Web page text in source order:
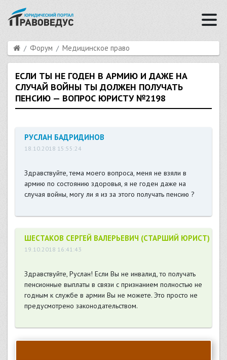
Форум Медицинское право
ЕСЛИ ТЫ НЕ ГОДЕН В АРМИЮ И ДАЖЕ НА
СЛУЧАЙ ВОЙНЫ ТЫ ДОЛЖЕН ПОЛУЧАТЬ
ПЕНСИЮ — ВОПРОС ЮРИСТУ №2198
РУСЛАН БАДРИДИНОВ
18.10.2018 15:55:24
Здравствуйте, тема моего вопроса, меня не взяли в
армию по состоянию здоровья, я не годен даже на
случая войны, могу ли я из за этого получать пенсию ?
ШЕСТАКОВ СЕРГЕЙ ВАЛЕРЬЕВИЧ (СТАРШИЙ ЮРИСТ)
19.10.2018 16:41:43
Здравствуйте, Руслан! Если Вы не инвалид, то получать
пенсионные выплаты в связи с признанием полностью не
годным к службе в армии Вы не можете. Это просто не
предусмотрено законодательством.